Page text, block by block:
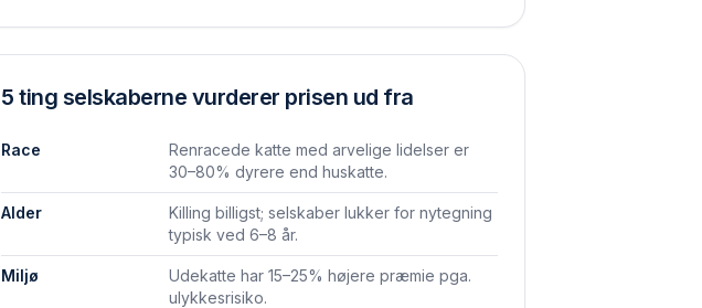
5 ting selskaberne vurderer prisen ud fra
Race
Renracede katte med arvelige lidelser er
30–80% dyrere end huskatte.
Alder
Killing billigst; selskaber lukker for nytegning
typisk ved 6–8 år.
Miljø
Udekatte har 15–25% højere præmie pga.
ulykkesrisiko.